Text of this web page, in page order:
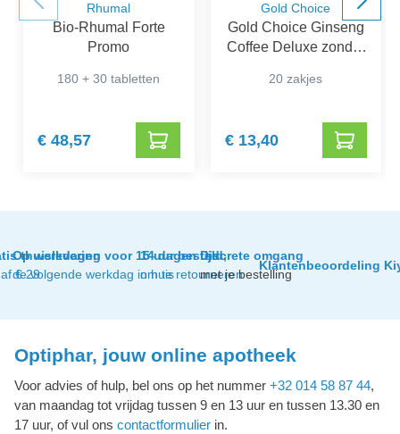
Rhumal
Bio-Rhumal Forte
Promo
180 + 30 tabletten
€ 48,57
Gold Choice
Gold Choice Ginseng
Coffee Deluxe zonder
20 zakjes
€ 13,40
thuislevering
€ 29
Op werkdagen voor 15 uur besteld,
de volgende werkdag in huis
14 dagen tijd
om te retourneren
Discrete omgang
met je bestelling
Klantenbeoordeling
Optiphar, jouw online apotheek
Voor advies of hulp, bel ons op het nummer +32 014 58 87 44,
van maandag tot vrijdag tussen 9 en 13 uur en tussen 13.30 en
17 uur, of vul ons contactformulier in.